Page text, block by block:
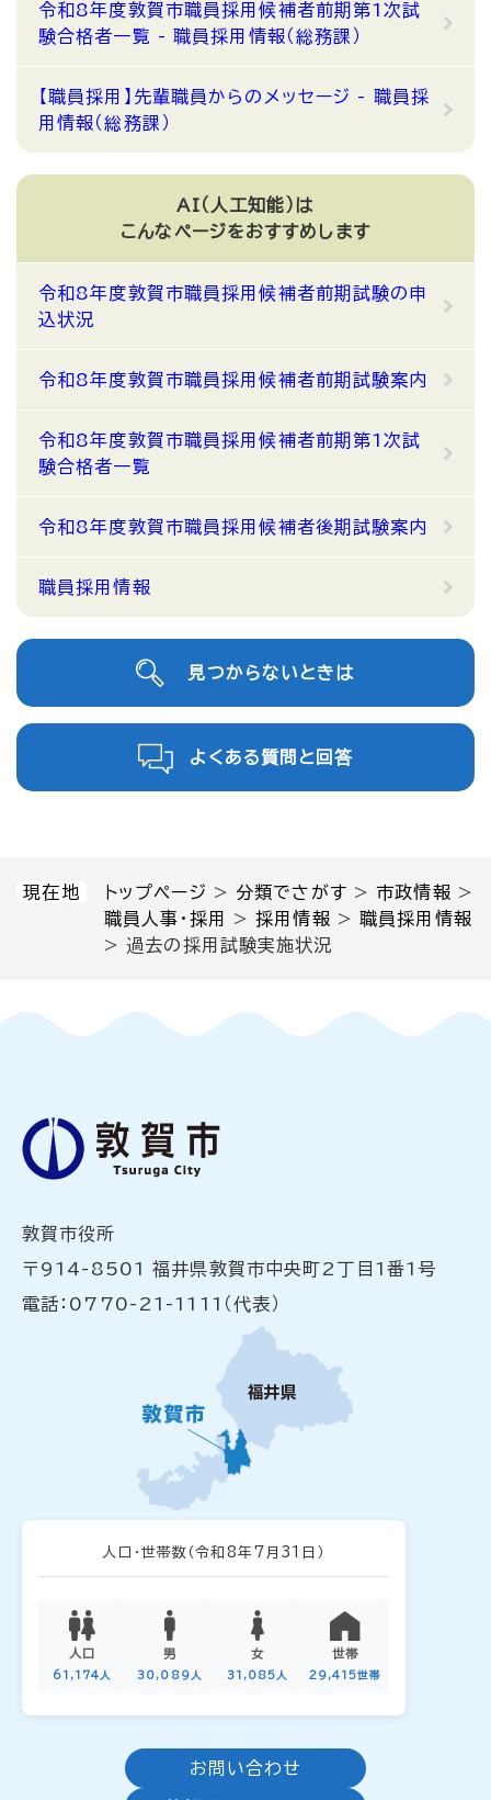
現在地 トップページ >分類でさがす >市政情報 >
職員人事・採用
>採用情報 >
職員採用情報
>過去の採用試験実施状況
令和8年度敦賀市職員採用候補者前期第1次試
験合格者一覧 - 職員採用情報（総務課）
【職員採用】先輩職員からのメッセージ - 職員採
用情報（総務課）
AI（人工知能）は
こんなページをおすすめします
令和8年度敦賀市職員採用候補者前期試験の申
込状況
令和8年度敦賀市職員採用候補者前期試験案内
令和8年度敦賀市職員採用候補者前期第1次試
験合格者一覧
令和8年度敦賀市職員採用候補者後期試験案内
職員採用情報
見つからないときは
よくある質問と回答
敦賀市役所
〒914-8501 福井県敦賀市中央町2丁目1番1号
電話：0770-21-1111（代表）
人口・世帯数 （令和8年7月31日）
人口
61,174人
男
30,089人
女
31,085人
世帯
29,415世帯
お問い合わせ